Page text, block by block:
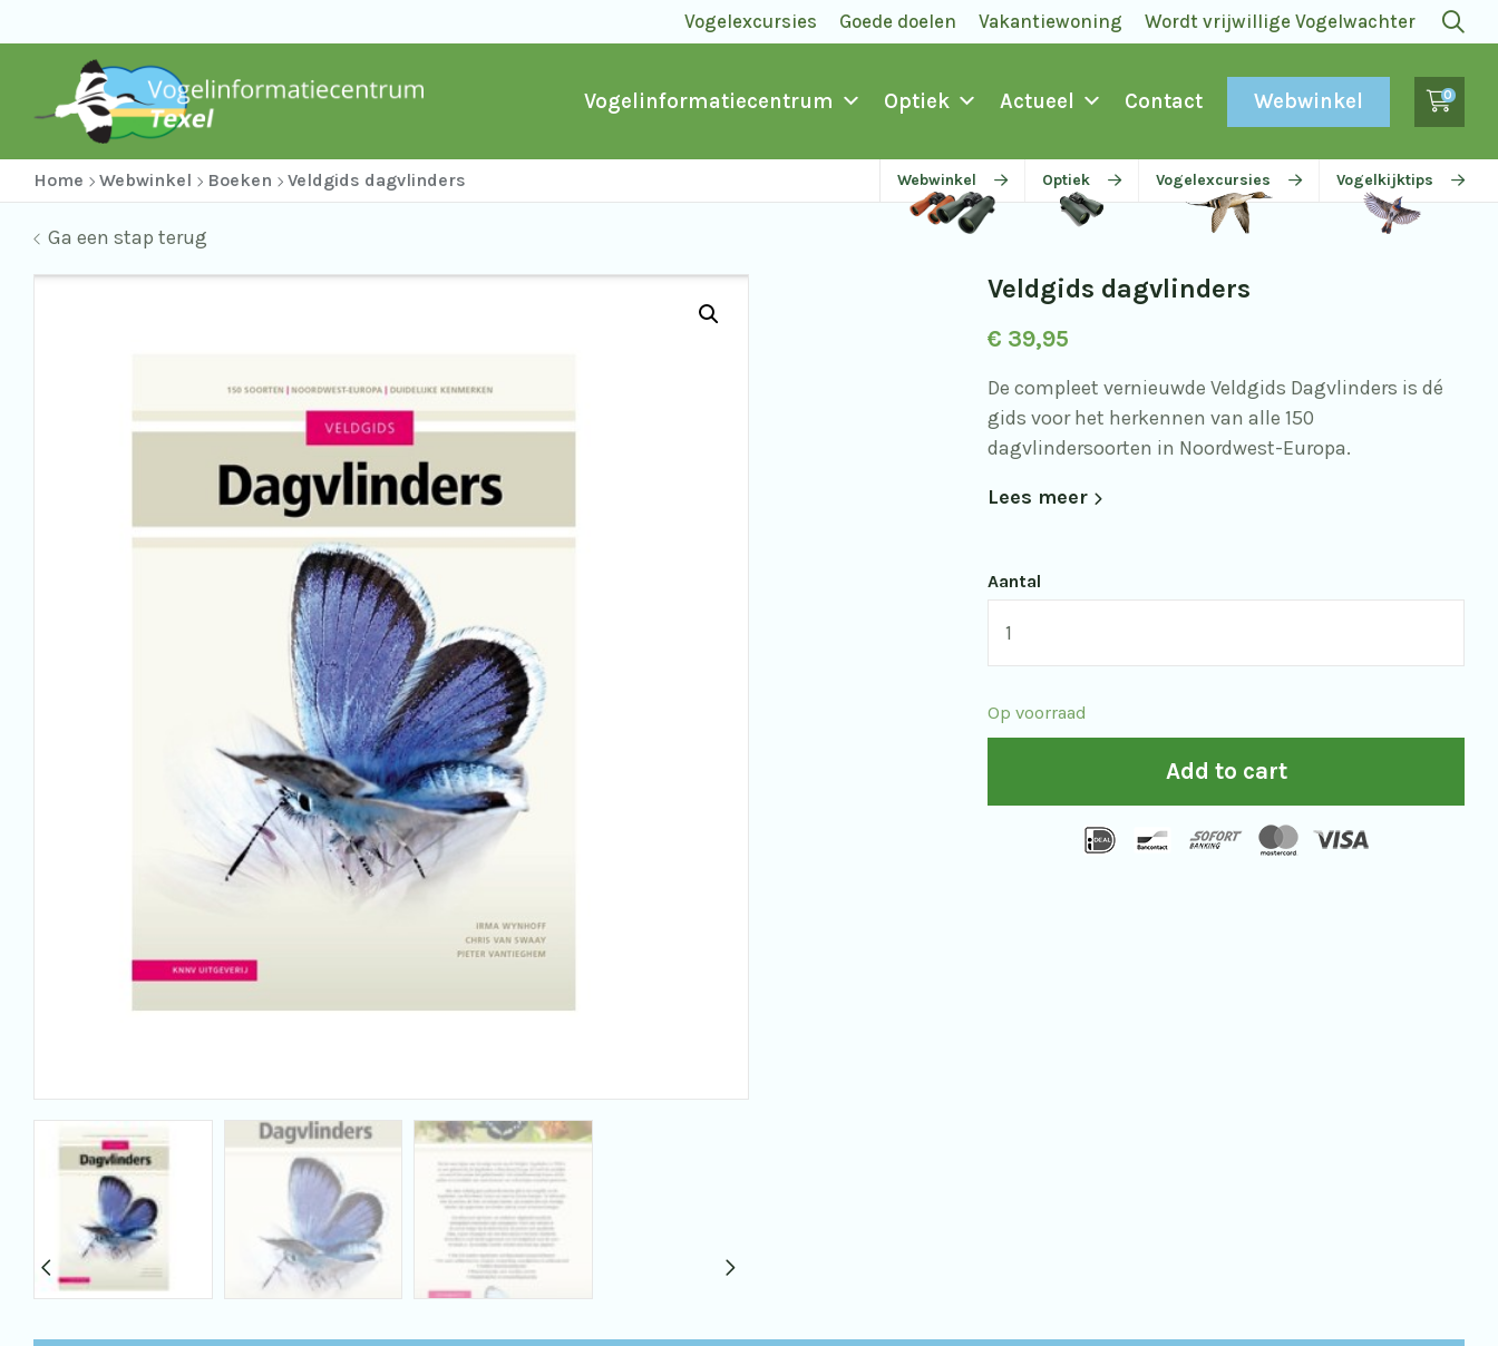
Vogelexcursies Goede doelen Vakantiewoning Wordt vrijwillige Vogelwachter
Vogelinformatiecentrum Optiek Actueel Contact Webwinkel 0
Home Webwinkel Boeken Veldgids dagvlinders Webwinkel Optiek Vogelexcursies Vogelkijktips
Ga een stap terug
Veldgids dagvlinders
€ 39,95
De compleet vernieuwde Veldgids Dagvlinders is dé
gids voor het herkennen van alle 150
dagvlindersoorten in Noordwest-Europa.
Lees meer
Aantal
Op voorraad
Add to cart